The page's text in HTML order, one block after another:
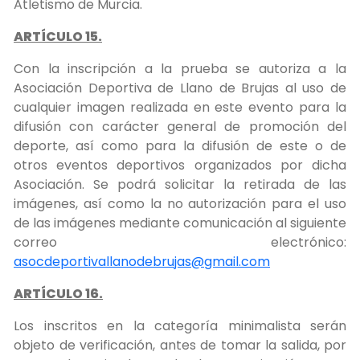
Atletismo de Murcia.
ARTÍCULO 15.
Con la inscripción a la prueba se autoriza a la
Asociación Deportiva de Llano de Brujas al uso de
cualquier imagen realizada en este evento para la
difusión con carácter general de promoción del
deporte, así como para la difusión de este o de
otros eventos deportivos organizados por dicha
Asociación. Se podrá solicitar la retirada de las
imágenes, así como la no autorización para el uso
de las imágenes mediante comunicación al siguiente
correo electrónico:
asocdeportivallanodebrujas@gmail.com
ARTÍCULO 16.
Los inscritos en la categoría minimalista serán
objeto de verificación, antes de tomar la salida, por